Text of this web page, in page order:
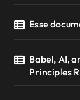
Esse
Babel, AI,
Principles